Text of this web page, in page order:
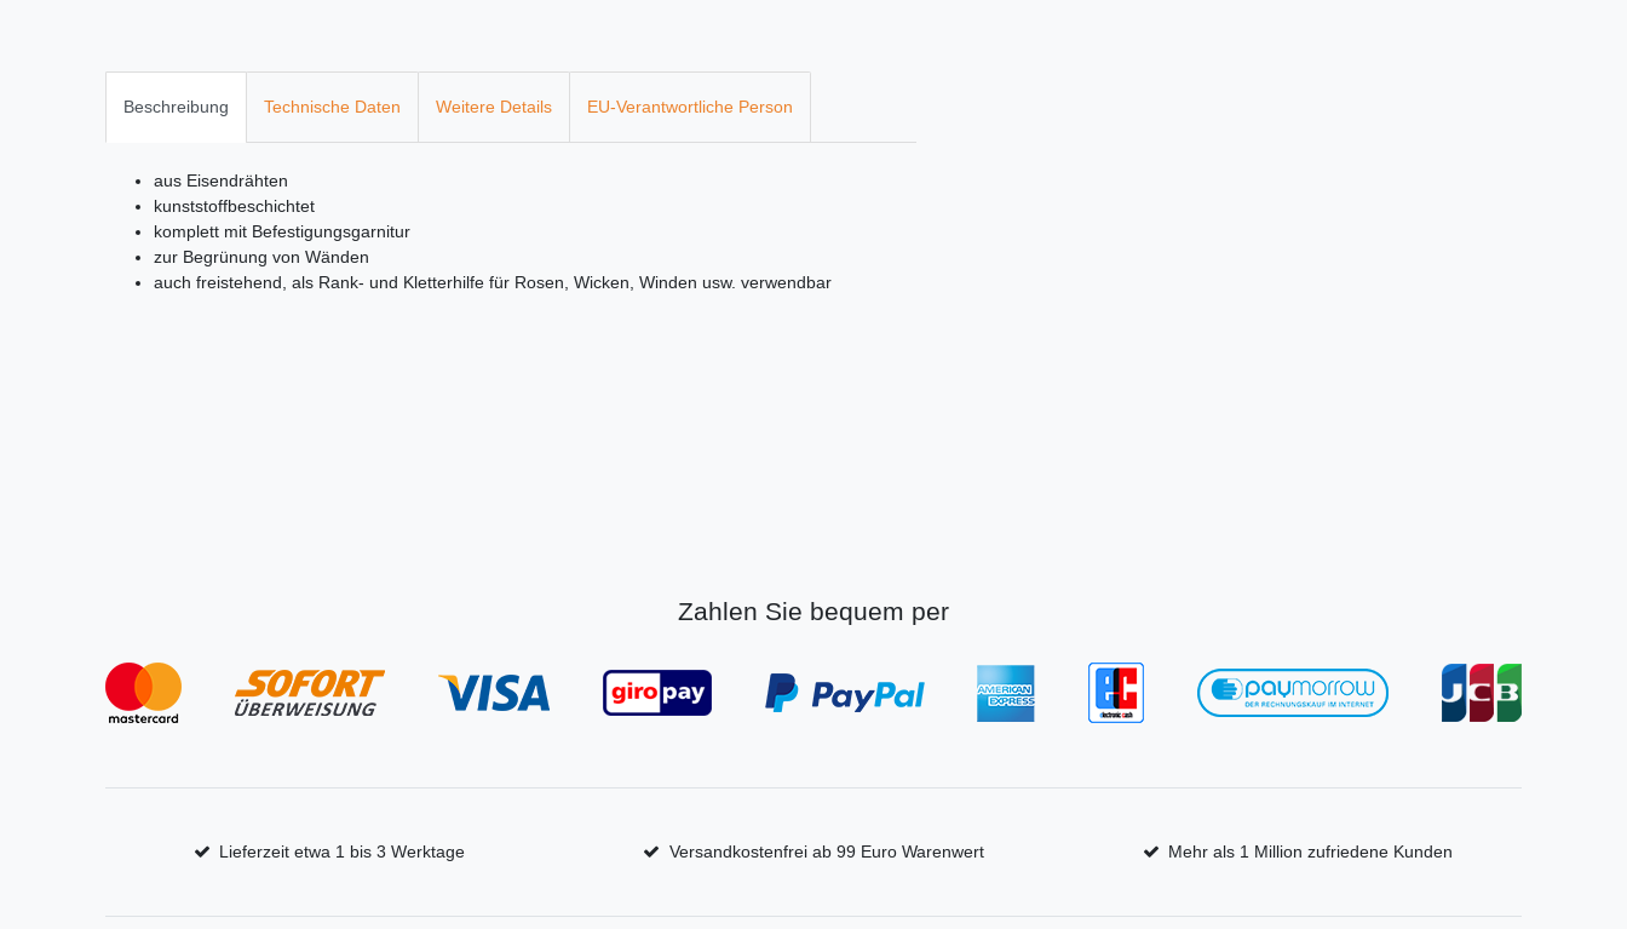
Beschreibung Technische Daten Weitere Details EU-Verantwortliche Person
aus Eisendrähten
kunststoffbeschichtet
komplett mit Befestigungsgarnitur
zur Begrünung von Wänden
auch freistehend, als Rank- und Kletterhilfe für Rosen, Wicken, Winden usw. verwendbar
Zahlen Sie bequem per
Lieferzeit etwa 1 bis 3 Werktage Versandkostenfrei ab 99 Euro Warenwert Mehr als 1 Million zufriedene Kunden